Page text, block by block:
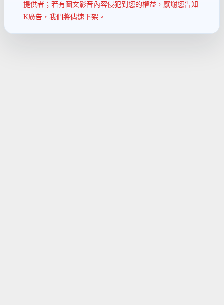
提供者；若有圖文影音內容侵犯到您的權益，感謝您告知
K廣告，我們將儘速下架。